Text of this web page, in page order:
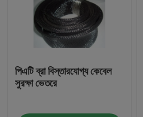
পিএটি ব্রা বিস্তারযোগ্য কেবেল
সুরক্ষা ভেতরে